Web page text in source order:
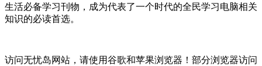
生活必备学习刊物，成为代表了一个时代的全民学习电脑相关
知识的必读首选。
访问无忧岛网站，请使用谷歌和苹果浏览器！部分浏览器访问